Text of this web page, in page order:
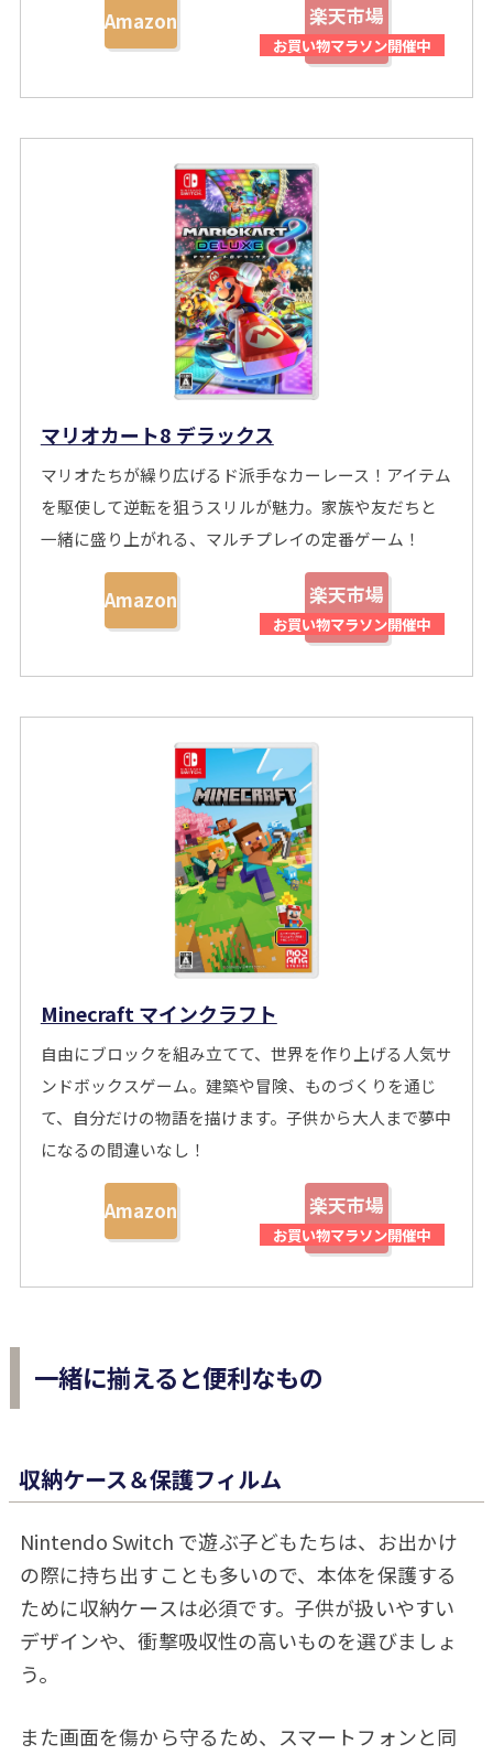
Amazon 楽天市場
マリオカート8 デラックス
マリオたちが繰り広げるド派手なカーレース！アイテム
を駆使して逆転を狙うスリルが魅力。家族や友だちと
一緒に盛り上がれる、マルチプレイの定番ゲーム！
Amazon 楽天市場
Minecraft マインクラフト
自由にブロックを組み立てて、世界を作り上げる人気サ
ンドボックスゲーム。建築や冒険、ものづくりを通じ
て、自分だけの物語を描けます。子供から大人まで夢中
になるの間違いなし！
Amazon 楽天市場
一緒に揃えると便利なもの
収納ケース＆保護フィルム
Nintendo Switch で遊ぶ子どもたちは、お出かけ
の際に持ち出すことも多いので、本体を保護する
ために収納ケースは必須です。子供が扱いやすい
デザインや、衝撃吸収性の高いものを選びましょ
う。
また画面を傷から守るため、スマートフォンと同